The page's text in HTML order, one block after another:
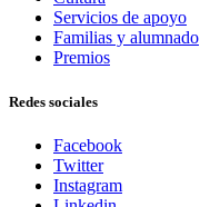
Servicios de apoyo
Familias y alumnado
Premios
Redes sociales
Facebook
Twitter
Instagram